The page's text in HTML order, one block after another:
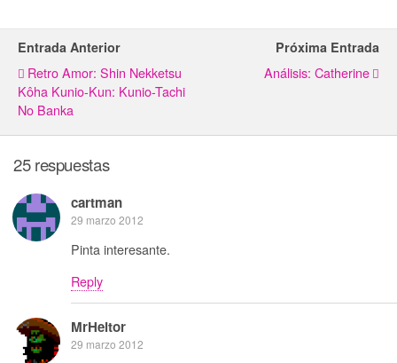
Entrada Anterior
Retro Amor: Shin Nekketsu
Kôha Kunio-Kun: Kunio-Tachi
No Banka
Próxima Entrada
Análisis: Catherine
25 respuestas
cartman
29 marzo 2012
Pinta interesante.
Reply
MrHeitor
29 marzo 2012